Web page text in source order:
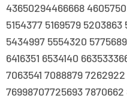
43650294466668
5154377 5169579
5434997 5554320
6416351 6534140
7063541 7088879
76998707725693 7870662